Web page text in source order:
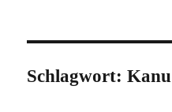
Schlagwort:Kanu